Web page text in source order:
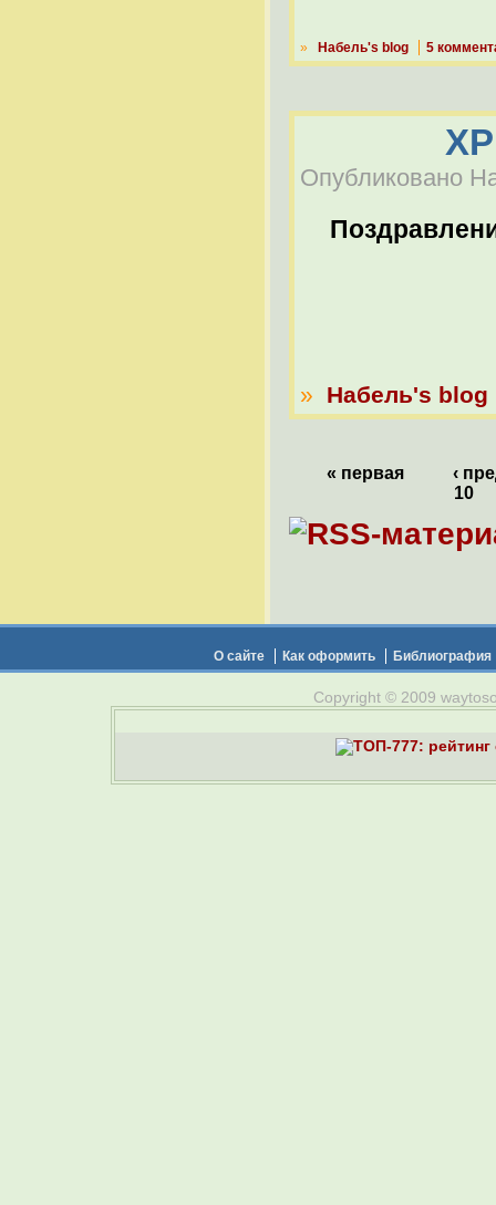
» Набель's blog 5
Опубликовано
» Набель's blog
« первая
‹
10
О сайте Как оформить Библиография
Copyright © 2009